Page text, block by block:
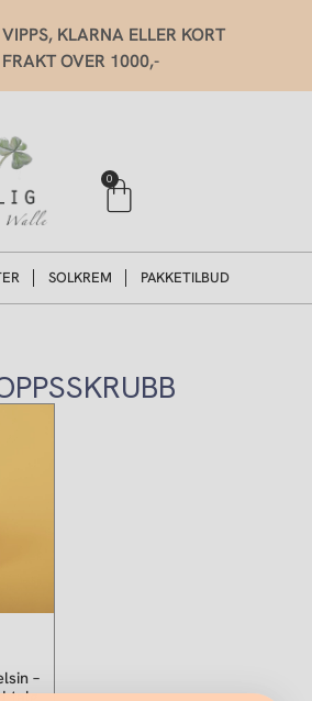
KLARNA ELLER KORT
FRAKT OVER 1000,-
0
Handlekurv
SOLKREM PAKKETILBUD
–
talg